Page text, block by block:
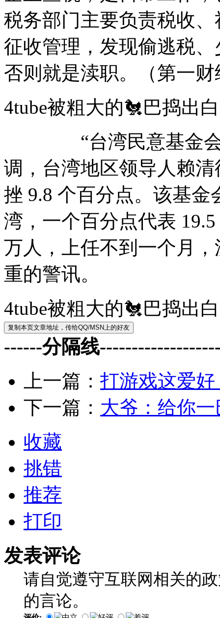
税务部门主要负责税收
征收管理，发现偷逃税
否则就是渎职。（第一财
4tube被粗大的🐔巴捣
“台湾民意基金会”
调，台湾地区领导人赖
挫 9.8 个百分点。该基
湾，一个百分点代表
万人，上任不到一个月
重的警讯。
4tube被粗大的🐔巴捣出
------分隔线
上一篇： 打游戏这爱
下一篇： 大爷：给你
收藏
挑错
推荐
打印
发表评论
请自觉遵守互联网相关的
的言论。